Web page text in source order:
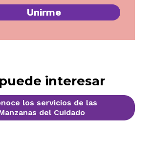
Unirme
interesar
los servicios de las
del Cuidado